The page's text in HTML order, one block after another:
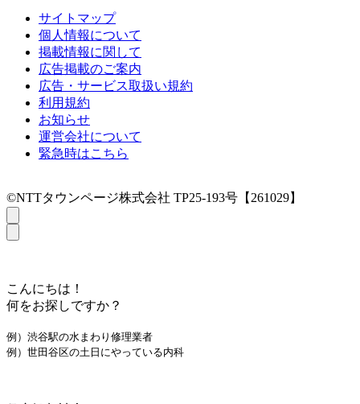
サイトマップ
個人情報について
掲載情報に関して
広告掲載のご案内
広告・サービス取扱い規約
利用規約
お知らせ
運営会社について
緊急時はこちら
©NTTタウンページ株式会社 TP25-193号【261029】
こんにちは！
何をお探しですか？
例）渋谷駅の水まわり修理業者
例）世田谷区の土日にやっている内科